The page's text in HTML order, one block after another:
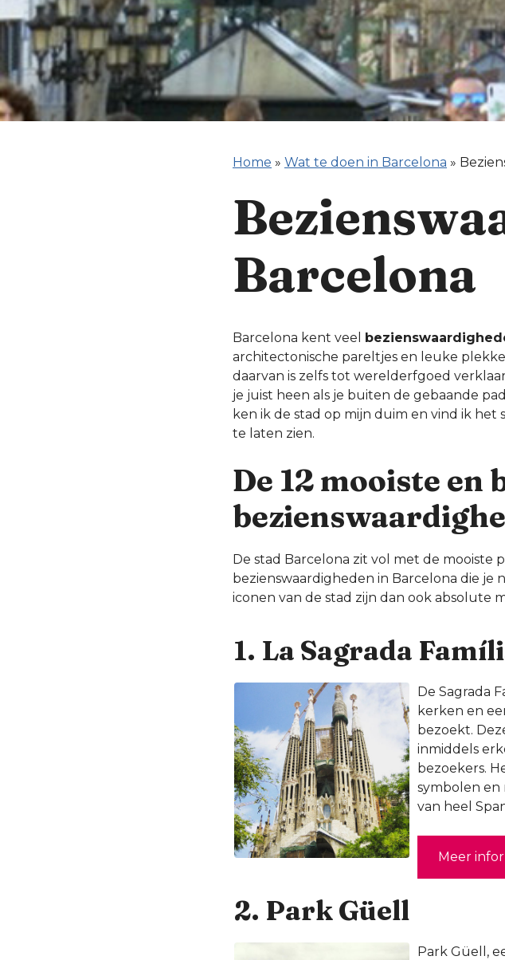
Home » Wat te doen in Barcelona »
Barcelona
Barcelona kent veel
architectonische pareltjes en leuke
daarvan is zelfs tot werelderfgoed
je juist heen als je buiten de gebaande
ken ik de stad op mijn duim en vind ik
te laten zien.
De 12 mooiste en
De stad Barcelona zit vol met de mooiste
bezienswaardigheden in Barcelona die je
iconen van de stad zijn dan ook absolute
1. La Sagrada
De Sagrada
kerken en
bezoekt.
inmiddels
bezoekers.
symbolen en
van heel
Meer
2. Park Güell
Park Güell,